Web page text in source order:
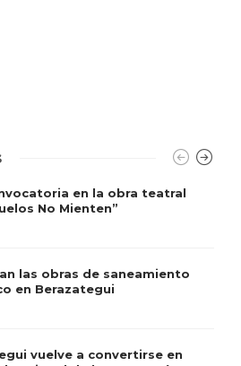
en la obra teatral
No Mienten”
las obras de saneamiento
en Berazategui
vuelve a convertirse en